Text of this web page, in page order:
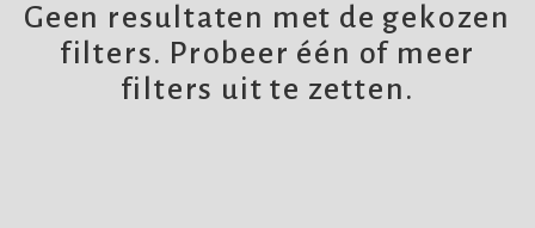
Geen resultaten met de gekozen
filters. Probeer één of meer
filters uit te zetten.